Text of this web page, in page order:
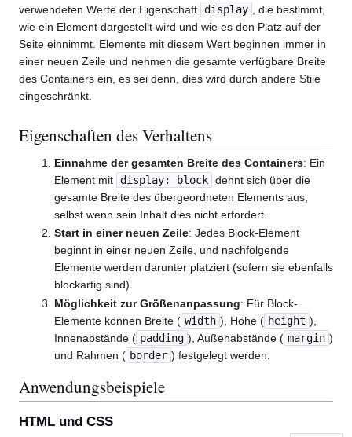
verwendeten Werte der Eigenschaft display , die bestimmt,
wie ein Element dargestellt wird und wie es den Platz auf der
Seite einnimmt. Elemente mit diesem Wert beginnen immer in
einer neuen Zeile und nehmen die gesamte verfügbare Breite
des Containers ein, es sei denn, dies wird durch andere Stile
eingeschränkt.
Eigenschaften des Verhaltens
Einnahme der gesamten Breite des Containers: Ein
Element mit display: block dehnt sich über die
gesamte Breite des übergeordneten Elements aus,
selbst wenn sein Inhalt dies nicht erfordert.
Start in einer neuen Zeile: Jedes Block-Element
beginnt in einer neuen Zeile, und nachfolgende
Elemente werden darunter platziert (sofern sie ebenfalls
blockartig sind).
Möglichkeit zur Größenanpassung: Für Block-
Elemente können Breite ( width ), Höhe ( height ),
Innenabstände ( padding ), Außenabstände ( margin )
und Rahmen ( border ) festgelegt werden.
Anwendungsbeispiele
HTML und CSS